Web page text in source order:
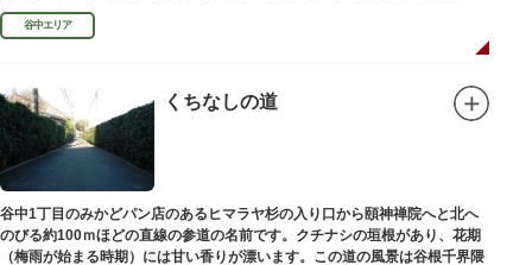
谷中エリア
くちなしの道
谷中1丁目のみかどパン店のあるヒマラヤ杉の入り口から頤神禅院へと北へ
のびる約100ｍほどの直線の参道の名前です。クチナシの垣根があり、花期
（梅雨が始まる時期）には甘い香りが漂います。この道の風景は谷根千界隈